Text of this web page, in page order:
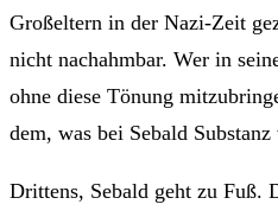
Großeltern in der Nazi-Zeit
nicht nachahmbar. Wer in
ohne diese Tönung
dem, was bei Sebald Substanz
Drittens, Sebald geht zu Fuß.